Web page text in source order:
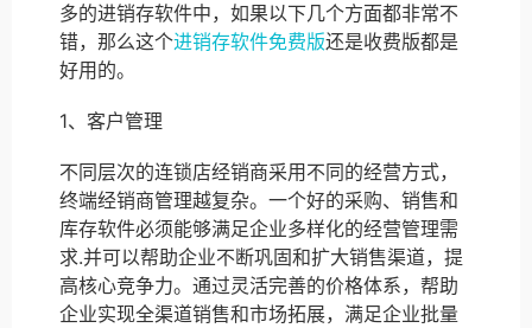
多的进销存软件中，如果以下几个方面都非常不
错，那么这个进销存软件免费版还是收费版都是
好用的。
1、客户管理
不同层次的连锁店经销商采用不同的经营方式，
终端经销商管理越复杂。一个好的采购、销售和
库存软件必须能够满足企业多样化的经营管理需
求.并可以帮助企业不断巩固和扩大销售渠道，提
高核心竞争力。通过灵活完善的价格体系，帮助
企业实现全渠道销售和市场拓展，满足企业批量